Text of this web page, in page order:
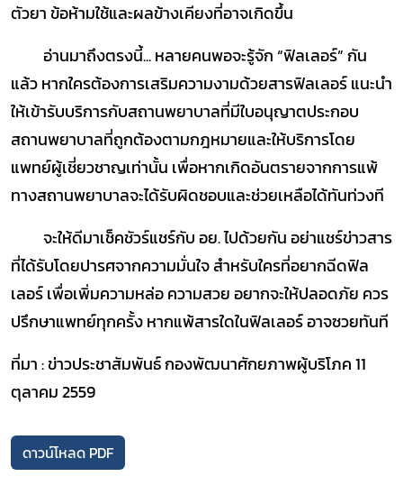
ตัวยา ข้อห้ามใช้และผลข้างเคียงที่อาจเกิดขึ้น
อ่านมาถึงตรงนี้... หลายคนพอจะรู้จัก “ฟิลเลอร์” กัน
แล้ว หากใครต้องการเสริมความงามด้วยสารฟิลเลอร์ แนะนำ
ให้เข้ารับบริการกับสถานพยาบาลที่มีใบอนุญาตประกอบ
สถานพยาบาลที่ถูกต้องตามกฎหมายและให้บริการโดย
แพทย์ผู้เชี่ยวชาญเท่านั้น เพื่อหากเกิดอันตรายจากการแพ้
ทางสถานพยาบาลจะได้รับผิดชอบและช่วยเหลือได้ทันท่วงที
จะให้ดีมาเช็คชัวร์แชร์กับ อย. ไปด้วยกัน อย่าแชร์ข่าวสาร
ที่ได้รับโดยปารศจากความมั่นใจ สำหรับใครที่อยากฉีดฟิล
เลอร์ เพื่อเพิ่มความหล่อ ความสวย อยากจะให้ปลอดภัย ควร
ปรึกษาแพทย์ทุกครั้ง หากแพ้สารใดในฟิลเลอร์ อาจซวยทันที
ที่มา : ข่าวประชาสัมพันธ์ กองพัฒนาศักยภาพผู้บริโภค 11
ตุลาคม 2559
ดาวน์โหลด PDF